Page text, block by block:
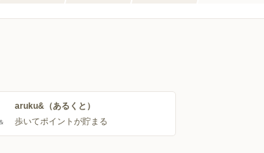
aruku&（あるくと）
歩いてポイントが貯まる